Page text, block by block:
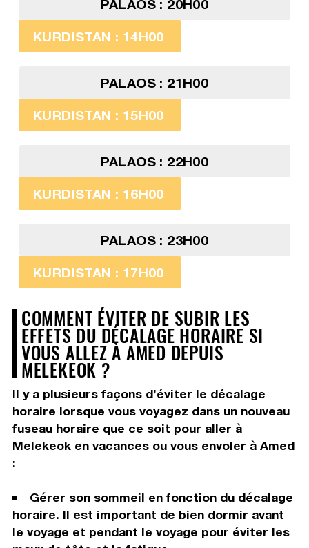
PALAOS : 20H00
KURDISTAN : 14H00
PALAOS : 21H00
KURDISTAN : 15H00
PALAOS : 22H00
KURDISTAN : 16H00
PALAOS : 23H00
KURDISTAN : 17H00
COMMENT ÉVITER DE SUBIR LES
EFFETS DU DÉCALAGE HORAIRE SI
VOUS ALLEZ À AMED DEPUIS
MELEKEOK ?
Il y a plusieurs façons d’éviter le décalage
horaire lorsque vous voyagez dans un nouveau
fuseau horaire que ce soit pour aller à
Melekeok en vacances ou vous envoler à Amed
:
Gérer son sommeil en fonction du décalage
horaire. Il est important de bien dormir avant
le voyage et pendant le voyage pour éviter les